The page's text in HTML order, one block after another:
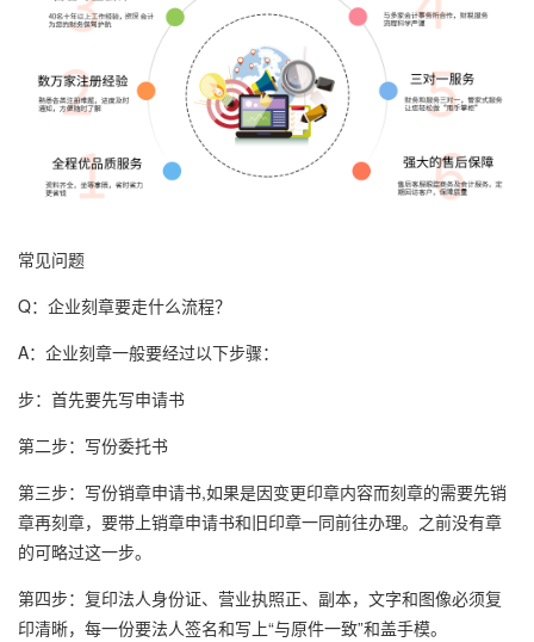
常见问题
Q：企业刻章要走什么流程？
A：企业刻章一般要经过以下步骤：
步：首先要先写申请书
第二步：写份委托书
第三步：写份销章申请书,如果是因变更印章内容而刻章的需要先销
章再刻章，要带上销章申请书和旧印章一同前往办理。之前没有章
的可略过这一步。
第四步：复印法人身份证、营业执照正、副本，文字和图像必须复
印清晰，每一份要法人签名和写上“与原件一致”和盖手模。